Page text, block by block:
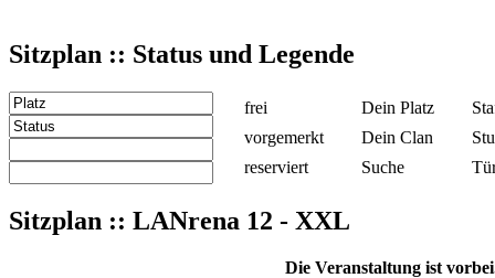
Sitzplan :: Status und Legende
frei
vorgemerkt
reserviert
Dein Platz
Dein Clan
Suche
Sitzplan :: LANrena 12 - XXL
Die Veranstaltung ist